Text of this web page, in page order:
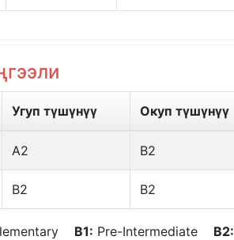
Угуп түшүнүү Окуп түшүнүү
A2 B2
B2 B2
B1: Pre-Intermediate B2: